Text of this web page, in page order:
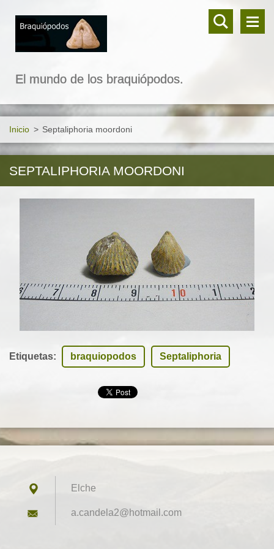
El mundo de los braquiópodos.
Inicio > Septaliphoria moordoni
SEPTALIPHORIA MOORDONI
Etiquetas: braquiopodos Septaliphoria
Elche
a.candel a2@hotmail.com